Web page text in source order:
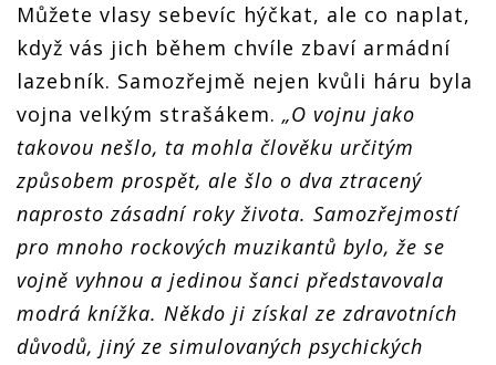
Můžete vlasy sebevíc hýčkat, ale co naplat,
když vás jich během chvíle zbaví armádní
lazebník. Samozřejmě nejen kvůli háru byla
vojna velkým strašákem. „O vojnu jako
takovou nešlo, ta mohla člověku určitým
způsobem prospět, ale šlo o dva ztracený
naprosto zásadní roky života. Samozřejmostí
pro mnoho rockových muzikantů bylo, že se
vojně vyhnou a jedinou šanci představovala
modrá knížka. Někdo ji získal ze zdravotních
důvodů, jiný ze simulovaných psychických